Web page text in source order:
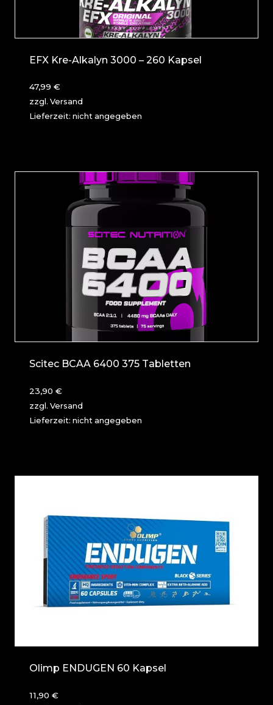
EFX Kre-Alkalyn 3000 – 260 Kapsel
47,99 €
zzgl. Versand
Lieferzeit: nicht angegeben
Scitec BCAA 6400 375 Tabletten
23,90 €
zzgl. Versand
Lieferzeit: nicht angegeben
Olimp ENDUGEN 60 Kapsel
11,90 €